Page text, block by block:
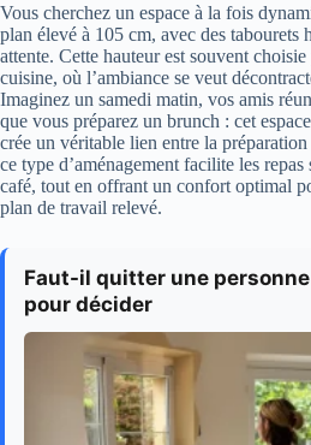
Vous cherchez un espace à la fois
plan élevé à 105 cm, avec des tabourets
attente. Cette hauteur est souvent
cuisine, où l’ambiance se veut
Imaginez un samedi matin, vos amis
que vous préparez un brunch : cet
crée un véritable lien entre la
ce type d’aménagement facilite les
café, tout en offrant un confort optimal
plan de travail relevé.
Faut-il quitter une
pour décider